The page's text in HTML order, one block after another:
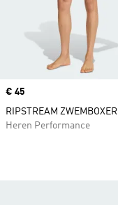
Price
€ 45
RIPSTREAM ZWEMBOXER
Heren Performance